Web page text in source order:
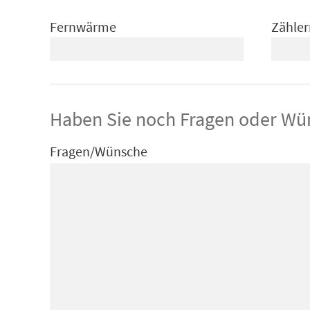
Fernwärme
Haben Sie noch Fragen oder
Fragen/Wünsche